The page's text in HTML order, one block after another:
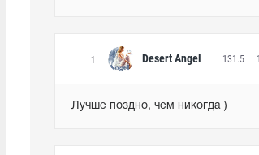
1 Desert Angel 131.5
Лучше поздно, чем никогда )